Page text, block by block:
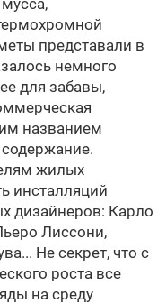
представали в
немного
для забавы,
названием
жилых
инсталляций
дизайнеров: Карло
Лиссони,
Не секрет, что с
роста все
на среду